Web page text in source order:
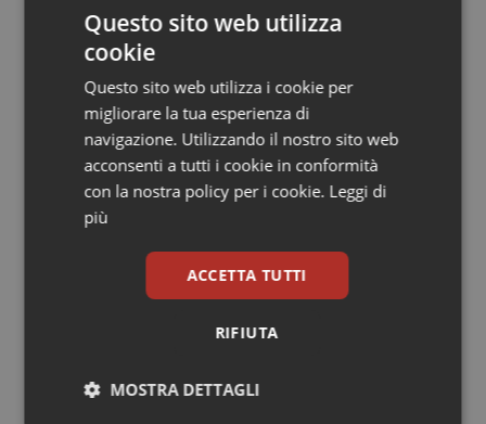
Salute orale & impianti
Sangue & coagulazione
Tiroide
Tumore al seno
Tumore ovarico
Tumori del Polmone & Testa Collo
Potrebbe interessarti in
Regioni e Asl
Settimana della Scienza dello
Spallanzani: capire la ricerca per
fotografano la qualità reale del Ssn”
Questo sito web utilizza
cookie
Questo sito web utilizza i cookie per
migliorare la tua esperienza di
navigazione. Utilizzando il nostro sito web
acconsenti a tutti i cookie in conformità
con la nostra policy per i cookie. Leggi di
più
ACCETTA TUTTI
RIFIUTA
MOSTRA DETTAGLI